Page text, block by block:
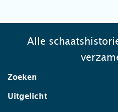
Alle
Zoeken
Uitgelicht